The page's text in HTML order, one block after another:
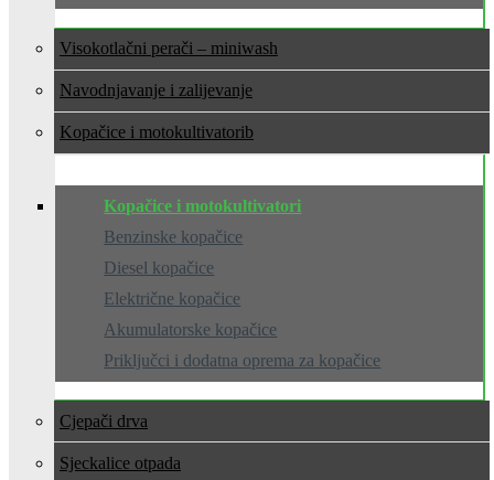
Visokotlačni perači – miniwash
Navodnjavanje i zalijevanje
Kopačice i motokultivatori
Kopačice i motokultivatori
Benzinske kopačice
Diesel kopačice
Električne kopačice
Akumulatorske kopačice
Priključci i dodatna oprema za kopačice
Cjepači drva
Sjeckalice otpada